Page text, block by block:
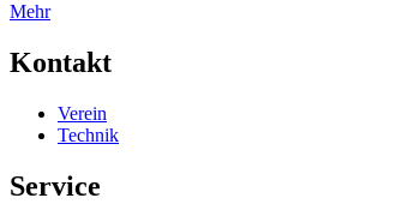
Mehr
Kontakt
Verein
Technik
Service